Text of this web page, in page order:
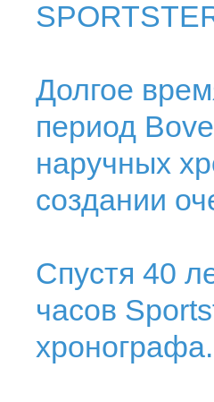
Долгое
период
наручных
создании
Спустя 40
часов
хронографа.